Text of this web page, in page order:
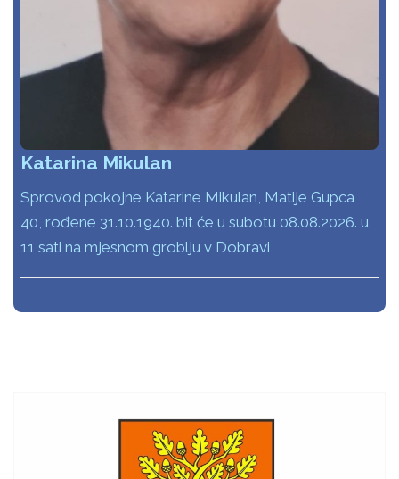
Katarina Mikulan
Sprovod pokojne Katarine Mikulan, Matije Gupca
40, rođene 31.10.1940. bit će u subotu 08.08.2026. u
11 sati na mjesnom groblju v Dobravi